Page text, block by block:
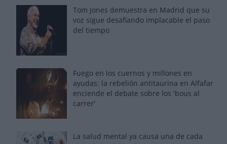
Tom Jones demuestra en Madrid que su
voz sigue desafiando implacable el paso
del tiempo
Fuego en los cuernos y millones en
ayudas: la rebelión antitaurina en Alfafar
enciende el debate sobre los 'bous al
carrer'
La salud mental ya causa una de cada